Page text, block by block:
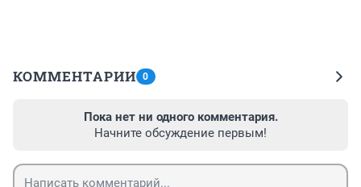
КОММЕНТАРИИ 0
Пока нет ни одного комментария.
Начните обсуждение первым!